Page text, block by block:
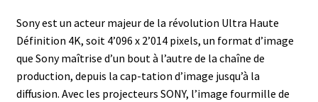
Sony est un acteur majeur de la révolution Ultra Haute
Définition 4K, soit 4’096 x 2’014 pixels, un format d’image
que Sony maîtrise d’un bout à l’autre de la chaîne de
production, depuis la cap-tation d’image jusqu’à la
diffusion. Avec les projecteurs SONY, l’image fourmille de